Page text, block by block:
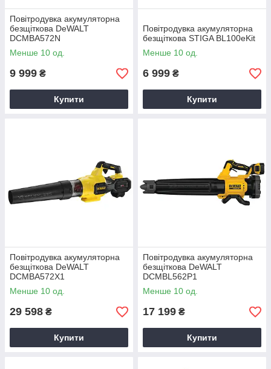
Повітродувка акумуляторна
безщіткова DeWALT
DCMBA572N
Менше 10 од.
9 999 ₴
Купити
Повітродувка акумуляторна
безщіткова STIGA BL100eKit
Менше 10 од.
6 999 ₴
Купити
Повітродувка акумуляторна
безщіткова DeWALT
DCMBA572X1
Менше 10 од.
29 598 ₴
Купити
Повітродувка акумуляторна
безщіткова DeWALT
DCMBL562P1
Менше 10 од.
17 199 ₴
Купити